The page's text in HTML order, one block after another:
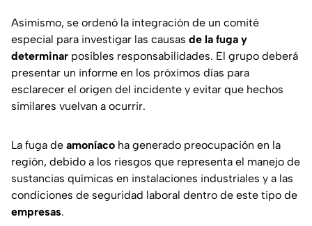
Asimismo, se ordenó la integración de un comité
especial para investigar las causas de la fuga y
determinar posibles responsabilidades. El grupo deberá
presentar un informe en los próximos días para
esclarecer el origen del incidente y evitar que hechos
similares vuelvan a ocurrir.
La fuga de amoníaco ha generado preocupación en la
región, debido a los riesgos que representa el manejo de
sustancias químicas en instalaciones industriales y a las
condiciones de seguridad laboral dentro de este tipo de
empresas.